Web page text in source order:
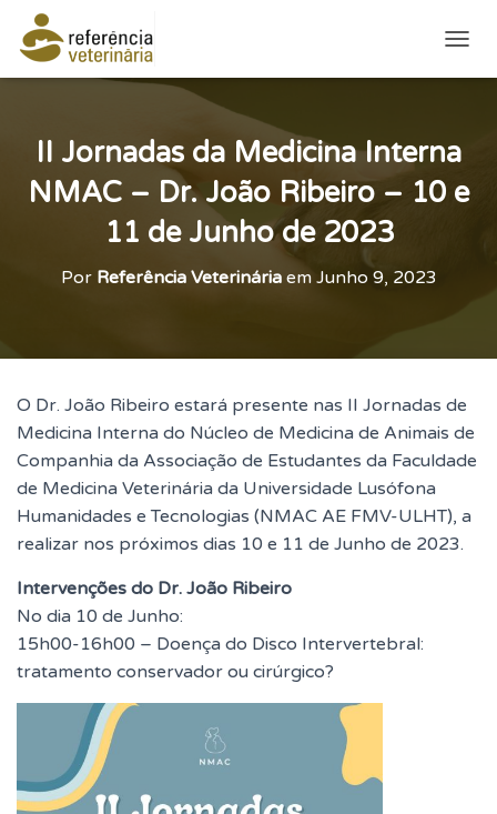
II Jornadas da Medicina Interna
NMAC – Dr. João Ribeiro – 10 e
11 de Junho de 2023
Por Referência Veterináriaem Junho 9, 2023
O Dr. João Ribeiro estará presente nas II Jornadas de
Medicina Interna do Núcleo de Medicina de Animais de
Companhia da Associação de Estudantes da Faculdade
de Medicina Veterinária da Universidade Lusófona
Humanidades e Tecnologias (NMAC AE FMV-ULHT), a
realizar nos próximos dias 10 e 11 de Junho de 2023.
Intervenções do Dr. João Ribeiro
No dia 10 de Junho:
15h00-16h00 – Doença do Disco Intervertebral:
tratamento conservador ou cirúrgico?